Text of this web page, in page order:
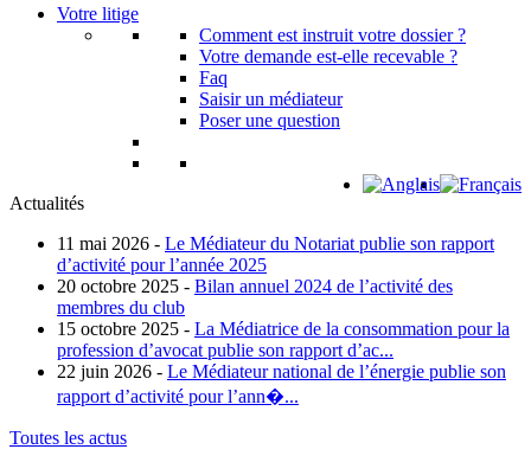
Votre litige
Comment est instruit votre dossier ?
Votre demande est-elle recevable ?
Faq
Saisir un médiateur
Poser une question
Actualités
11 mai 2026 - Le Médiateur du Notariat publie son rapport
d’activité pour l’année 2025
20 octobre 2025 - Bilan annuel 2024 de l’activité des
membres du club
15 octobre 2025 - La Médiatrice de la consommation pour la
profession d’avocat publie son rapport d’ac...
22 juin 2026 - Le Médiateur national de l’énergie publie son
rapport d’activité pour l’ann�...
Toutes les actus